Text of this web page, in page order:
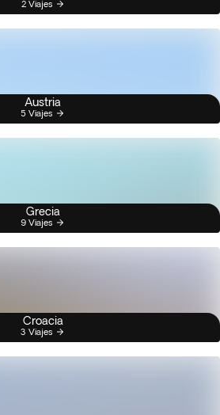
2 Viajes
Austria
5 Viajes
Grecia
9 Viajes
Croacia
3 Viajes